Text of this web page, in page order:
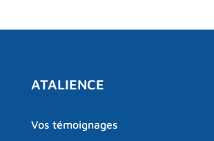
ATALIENCE
Vos témoignages